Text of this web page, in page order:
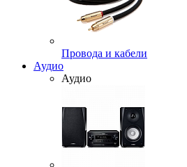
Провода и кабели
Аудио
Аудио